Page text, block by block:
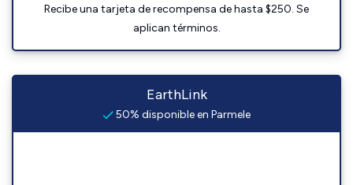
Recibe una tarjeta de recompensa de hasta $250. Se
aplican términos.
EarthLink
50% disponible en Parmele